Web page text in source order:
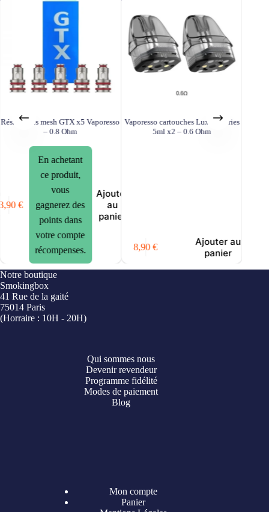
Résistances mesh GTX x5 Vaporesso
– 0.8 Ohm
ce produit,
vous
gagnerez des
points dans
votre compte
récompenses.
au
panier
Vaporesso cartouches Luxe X series
5ml x2 – 0.6 Ohm
panier
Notre boutique
Smokingbox
41 Rue de la gaité
75014 Paris
(Horraire : 10H - 20H)
Qui sommes nous
Devenir revendeur
Programme fidélité
Modes de paiement
Blog
Mon compte
Panier